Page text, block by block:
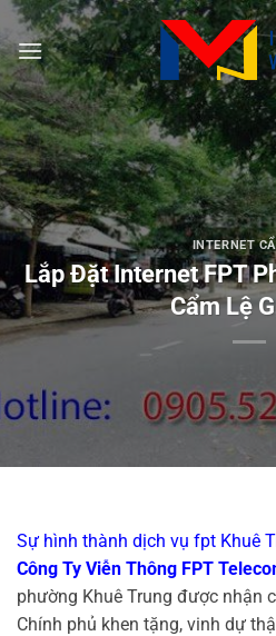
Chuyển
đến
nội
dung
INTERNET
Lắp Đặt Internet FPT
Cẩm Lệ
Sự hình thành dịch vụ fpt Khuê
Công Ty Viễn Thông FPT
phường Khuê Trung được nhận
Chính phủ khen tặng, vinh dự